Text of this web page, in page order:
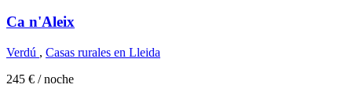
Ca n'Aleix
Verdú , Casas rurales en Lleida
245 € / noche